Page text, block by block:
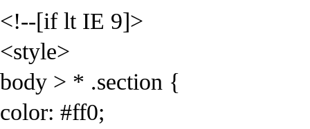
<!--[if lt IE 9]>
<style>
body > * .section {
color: #ff0;